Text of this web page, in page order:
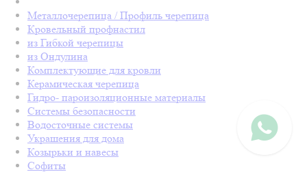
Металлочерепица / Профиль черепица
Кровельный профнастил
из Гибкой черепицы
из Ондулина
Комплектующие для кровли
Керамическая черепица
Гидро- пароизоляционные материалы
Системы безопасности
Водосточные системы
Украшения для дома
Козырьки и навесы
Софиты